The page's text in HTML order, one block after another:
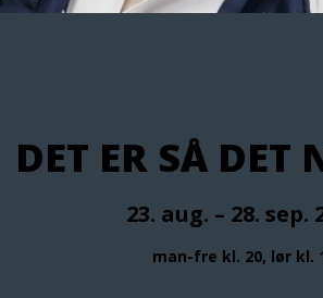
DET ER SÅ DET
23. aug. – 28. sep.
man-fre kl. 20, lør kl.